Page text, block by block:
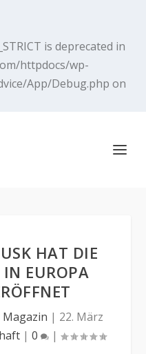
is deprecated in
httpdocs/wp-
App/Debug.php on
HAT DIE
IN EUROPA
| 22. März
| 0 |